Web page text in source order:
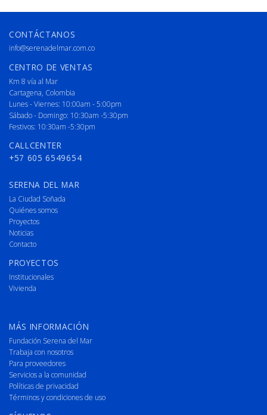
CONTÁCTANOS
info@serenadelmar.com.co
CENTRO DE VENTAS
Km 8 vía al Mar
Cartagena, Colombia
Lunes - Viernes: 10:00am - 5:00pm
Sábado - Domingo: 10:30am -5:30pm
Festivos: 10:30am -5:30pm
CALLCENTER
+57 605 6549654
SERENA DEL MAR
La Ciudad Soñada
Quiénes somos
Proyectos
Noticias
Contacto
PROYECTOS
Institucionales
Vivienda
MÁS INFORMACIÓN
Fundación Serena del Mar
Trabaja con nosotros
Para proveedores
Servicios a la comunidad
Políticas de privacidad
Términos y condiciones de uso